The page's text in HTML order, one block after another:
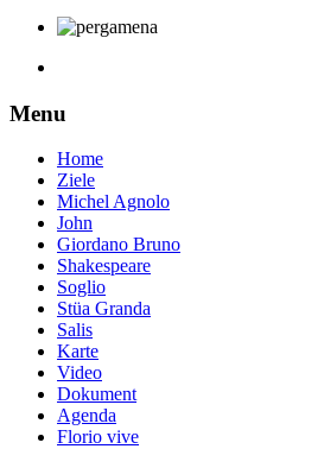
Menu
Home
Ziele
Michel Agnolo
John
Giordano Bruno
Shakespeare
Soglio
Stüa Granda
Salis
Karte
Video
Dokument
Agenda
Florio vive